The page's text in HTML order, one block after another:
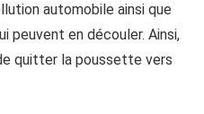
automobile ainsi que
peuvent en découler. Ainsi,
quitter la poussette vers